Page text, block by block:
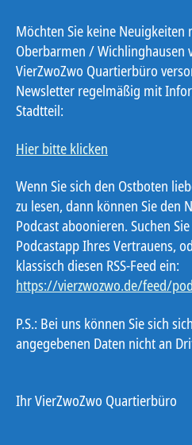
Möchten Sie keine
Oberbarmen / Wichlinghausen
VierZwoZwo Quartierbüro
Newsletter regelmäßig mit
Stadtteil:
Hier bitte klicken
Wenn Sie sich den Ostboten
zu lesen, dann können Sie den
Podcast aboonieren. Suchen
Podcastapp Ihres Vertrauens,
klassisch diesen RSS-Feed ein:
https://vierzwozwo.de/feed/
P.S.: Bei uns können Sie sich
angegebenen Daten nicht an
Ihr VierZwoZwo Quartierbüro